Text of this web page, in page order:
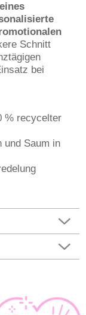
Schnitt
bei
% recycelter
und Saum in